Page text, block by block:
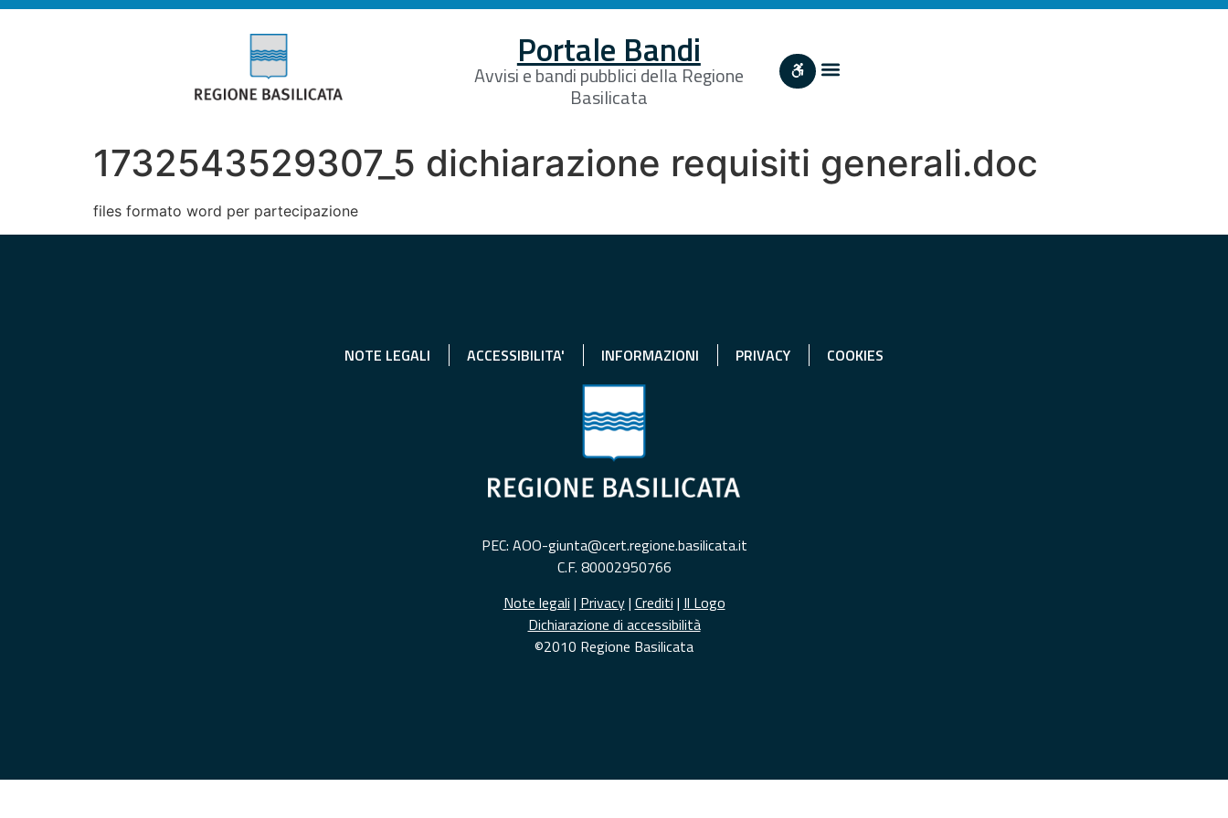
Portale Bandi
Avvisi e bandi pubblici della Regione
Basilicata
1732543529307_5 dichiarazione requisiti generali.doc
files formato word per partecipazione
NOTE LEGALI ACCESSIBILITA' INFORMAZIONI PRIVACY COOKIES
PEC: AOO-giunta@cert.regione.basilicata.it
C.F. 80002950766
Note legali | Privacy| Crediti | Il Logo
Dichiarazione di accessibilità
©2010 Regione Basilicata